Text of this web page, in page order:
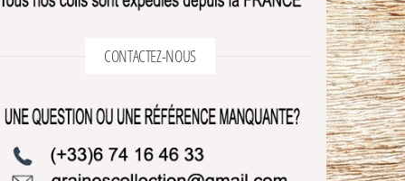
CONTACTEZ-NOUS